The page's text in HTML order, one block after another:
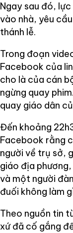
Ngay sau đó,
vào nhà, yêu
thánh lễ.
Trong đoạn
Facebook của
cho là của cán
ngừng quay
quay giáo dân
Đến khoảng
Facebook rằng
người về trụ sở,
giáo địa
và một người
đuối không làm
Theo nguồn tin
xứ đã cố gắng